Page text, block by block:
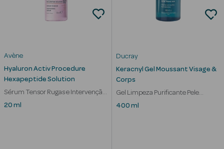
Depilatórios
Cuidados de
Mãos
Avène
Hyaluron Activ Procedure
Hexapeptide Solution
Sérum Tensor Rugas e Intervenção
Estética
20 ml
Ducray
Keracnyl Gel Moussant Visage &
Corps
Gel Limpeza Purificante Pele
Oleosa com Acne
400 ml